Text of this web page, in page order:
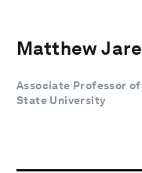
Matthew
Associate Professor
State University